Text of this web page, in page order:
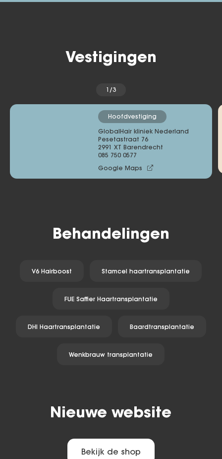
Vestigingen
1/3
Hoofdvestiging
GlobalHair kliniek Nederland
Pesetastraat 76
2991 XT Barendrecht
085 750 0577
Google Maps
Behandelingen
V6 Hairboost Stamcel haartransplantatie
FUE Saffier Haartransplantatie
DHI Haartransplantatie Baardtransplantatie
Wenkbrauw transplantatie
Nieuwe website
Bekijk de shop